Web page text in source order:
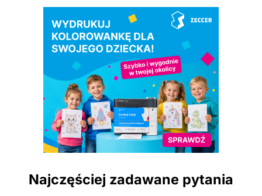
Najczęściej zadawane pytania